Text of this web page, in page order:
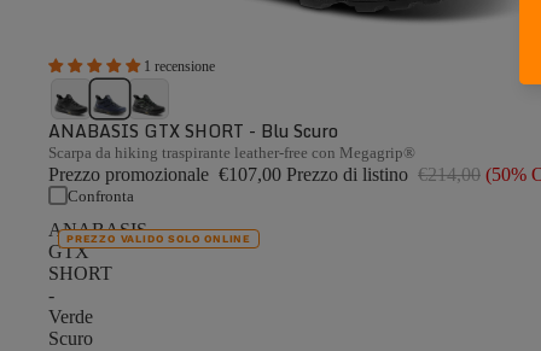
1 recensione
ANABASIS GTX SHORT - Blu Scuro
Scarpa da hiking traspirante leather-free con Megagrip®
Prezzo promozionale €107,00 Prezzo di listino €214,00 (50%
Confronta
ANABASIS
GTX
SHORT
-
Verde
Scuro
PREZZO VALIDO SOLO ONLINE